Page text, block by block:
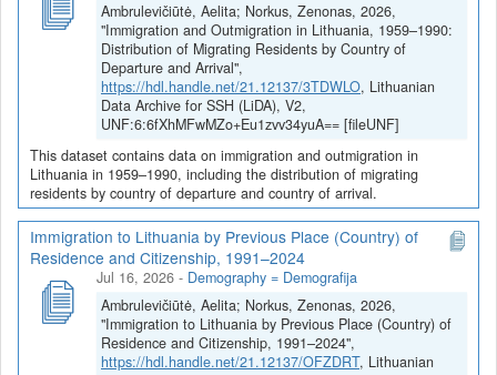
Ambrulevičiūtė, Aelita; Norkus, Zenonas, 2026,
"Immigration and Outmigration in Lithuania, 1959–1990:
Distribution of Migrating Residents by Country of
Departure and Arrival",
https://hdl.handle.net/21.12137/3TDWLO, Lithuanian
Data Archive for SSH (LiDA), V2,
UNF:6:6fXhMFwMZo+Eu1zvv34yuA== [fileUNF]
This dataset contains data on immigration and outmigration in
Lithuania in 1959–1990, including the distribution of migrating
residents by country of departure and country of arrival.
Immigration to Lithuania by Previous Place (Country) of
Residence and Citizenship, 1991–2024
Jul 16, 2026 - Demography = Demografija
Ambrulevičiūtė, Aelita; Norkus, Zenonas, 2026,
"Immigration to Lithuania by Previous Place (Country) of
Residence and Citizenship, 1991–2024",
https://hdl.handle.net/21.12137/OFZDRT, Lithuanian